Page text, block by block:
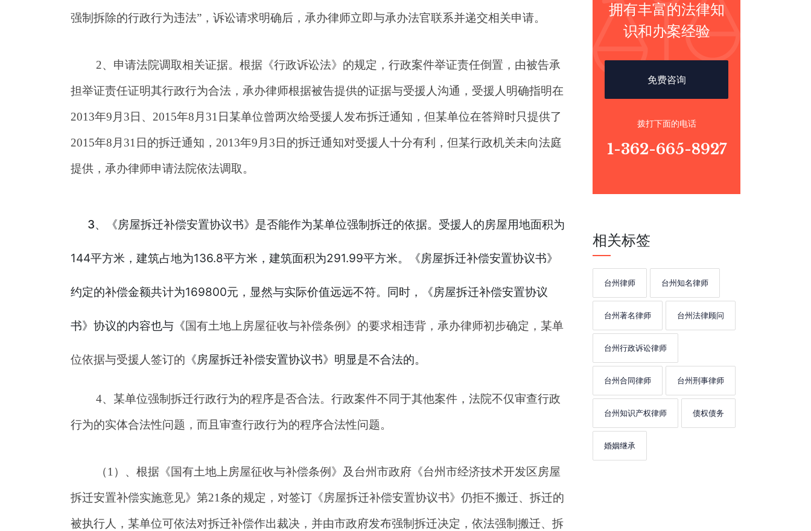
强制拆除的行政行为违法”，诉讼请求明确后，承办律师立即与承办法官联系并递交相关申请。
2、申请法院调取相关证据。根据《行政诉讼法》的规定，行政案件举证责任倒置，由被告承
担举证责任证明其行政行为合法，承办律师根据被告提供的证据与受援人沟通，受援人明确指明在
2013年9月3日、2015年8月31日某单位曾两次给受援人发布拆迁通知，但某单位在答辩时只提供了
2015年8月31日的拆迁通知，2013年9月3日的拆迁通知对受援人十分有利，但某行政机关未向法庭
提供，承办律师申请法院依法调取。
3、 《房屋拆迁补偿安置协议书》是否能作为某单位强制拆迁的依据。受援人的房屋用地面积为
144平方米，建筑占地为136.8平方米，建筑面积为291.99平方米。《房屋拆迁补偿安置协议书》
约定的补偿金额共计为169800元，显然与实际价值远远不符。同时，《房屋拆迁补偿安置协议
书》协议的内容也与《国有土地上房屋征收与补偿条例》的要求相违背，承办律师初步确定，某单
位依据与受援人签订的 《房屋拆迁补偿安置协议书》明显是不合法的。
4、某单位强制拆迁行政行为的程序是否合法。行政案件不同于其他案件，法院不仅审查行政
行为的实体合法性问题，而且审查行政行为的程序合法性问题。
（1）、根据 《国有土地上房屋征收与补偿条例 》及台州市政府《台州市经济技术开发区房屋
拆迁安置补偿实施意见》第21条的规定，对签订 《房屋拆迁补偿安置协议书》仍拒不搬迁、拆迁的
被执行人，某单位可依法对拆迁补偿作出裁决，并由市政府发布强制拆迁决定，依法强制搬迁、拆
拥有丰富的法律知
识和办案经验
免费咨询
拨打下面的电话
1-362-665-8927
相关标签
台州律师 台州知名律师
台州著名律师 台州法律顾问
台州行政诉讼律师
台州合同律师 台州刑事律师
台州知识产权律师 债权债务
婚姻继承